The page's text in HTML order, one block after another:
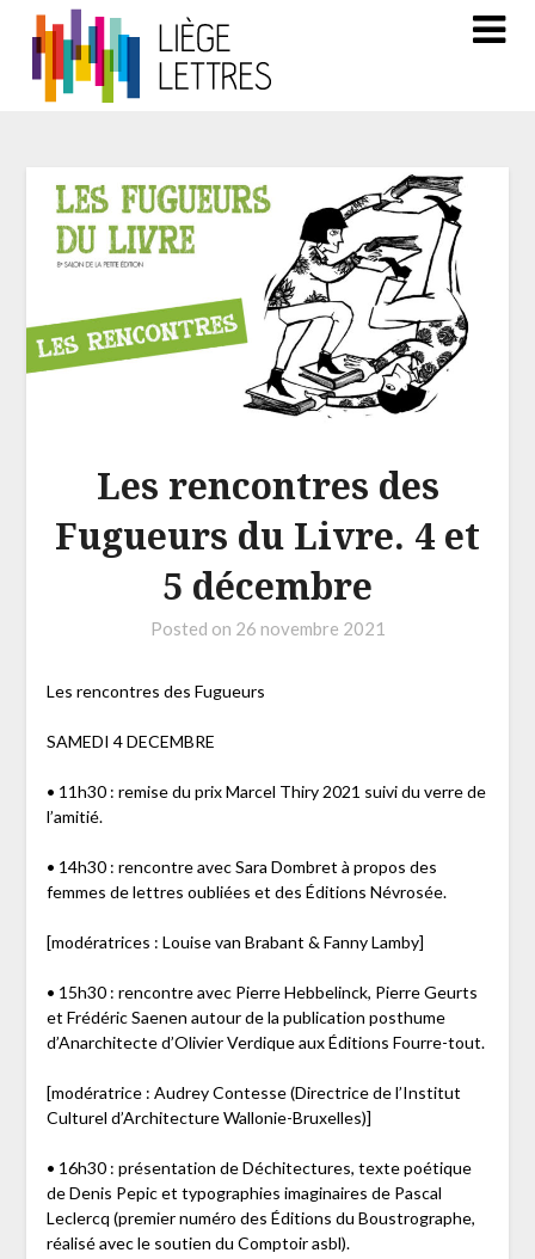
Les rencontres des
Fugueurs du Livre. 4 et
5 décembre
Posted on 26 novembre 2021
Les rencontres des Fugueurs
SAMEDI 4 DECEMBRE
• 11h30 : remise du prix Marcel Thiry 2021 suivi du verre de
l’amitié.
• 14h30 : rencontre avec Sara Dombret à propos des
femmes de lettres oubliées et des Éditions Névrosée.
[modératrices : Louise van Brabant & Fanny Lamby]
• 15h30 : rencontre avec Pierre Hebbelinck, Pierre Geurts
et Frédéric Saenen autour de la publication posthume
d’Anarchitecte d’Olivier Verdique aux Éditions Fourre-tout.
[modératrice : Audrey Contesse (Directrice de l’Institut
Culturel d’Architecture Wallonie-Bruxelles)]
• 16h30 : présentation de Déchitectures, texte poétique
de Denis Pepic et typographies imaginaires de Pascal
Leclercq (premier numéro des Éditions du Boustrographe,
réalisé avec le soutien du Comptoir asbl).